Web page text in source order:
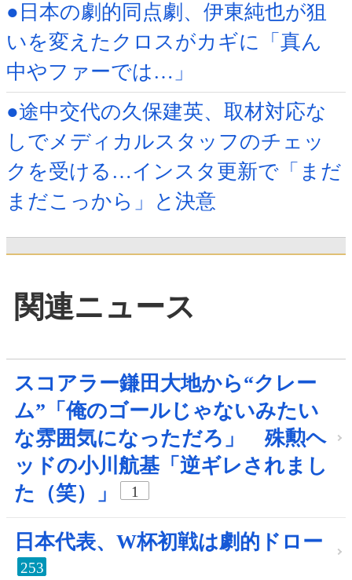
●日本の劇的同点劇、伊東純也が狙
いを変えたクロスがカギに「真ん
中やファーでは…」
●途中交代の久保建英、取材対応な
しでメディカルスタッフのチェッ
クを受ける…インスタ更新で「まだ
まだこっから」と決意
関連ニュース
スコアラー鎌田大地から“クレー
ム”「俺のゴールじゃないみたい
な雰囲気になっただろ」 殊勲ヘ
ッドの小川航基「逆ギレされまし
た（笑）」
1
日本代表、W杯初戦は劇的ドロー
253